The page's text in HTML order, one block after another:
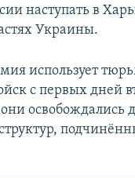
наступать в
Украины.
использует
с первых дней
освобождались